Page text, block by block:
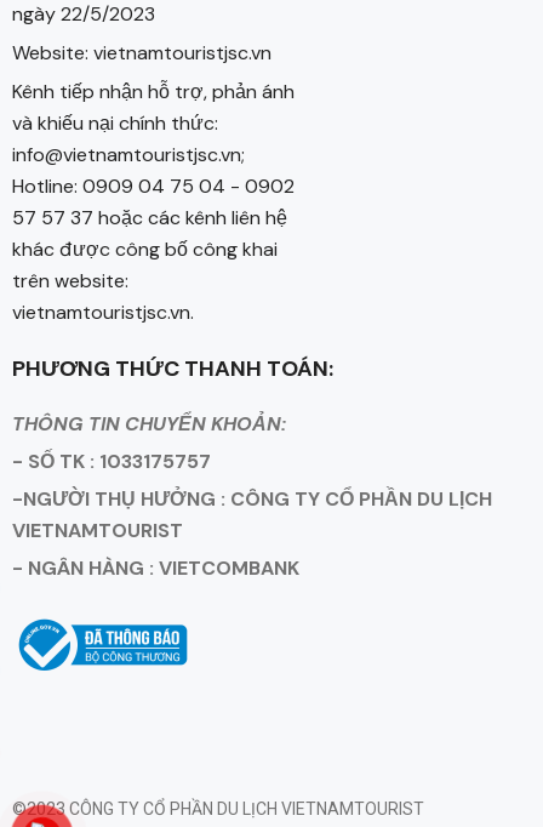
ngày 22/5/2023
Website: vietnamtouristjsc.vn
Kênh tiếp nhận hỗ trợ, phản ánh
và khiếu nại chính thức:
info@vietnamtouristjsc.vn;
Hotline: 0909 04 75 04 - 0902
57 57 37 hoặc các kênh liên hệ
khác được công bố công khai
trên website:
vietnamtouristjsc.vn.
PHƯƠNG THỨC THANH TOÁN:
THÔNG TIN CHUYỂN KHOẢN:
- SỐ TK : 1033175757
-NGƯỜI THỤ HƯỞNG : CÔNG TY CỔ PHẦN DU LỊCH
VIETNAMTOURIST
- NGÂN HÀNG : VIETCOMBANK
©2023 CÔNG TY CỔ PHẦN DU LỊCH VIETNAMTOURIST